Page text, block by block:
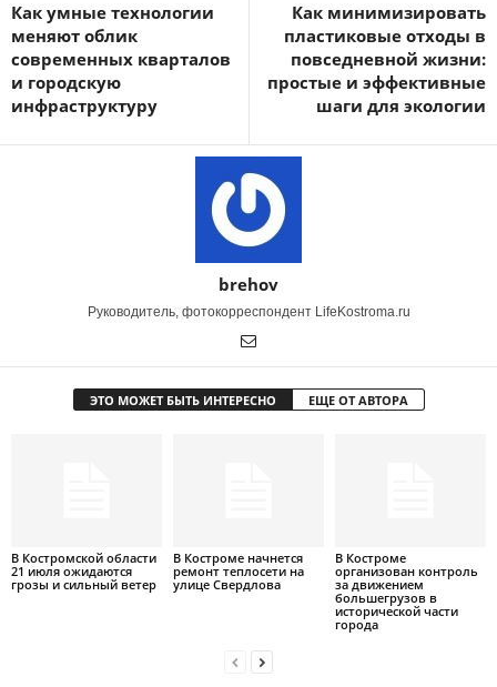
Как умные технологии
меняют облик
современных кварталов
и городскую
инфраструктуру
Как минимизировать
пластиковые отходы в
повседневной жизни:
простые и эффективные
шаги для экологии
brehov
Руководитель, фотокорреспондент LifeKostroma.ru
ЭТО МОЖЕТ БЫТЬ ИНТЕРЕСНО ЕЩЕ ОТ АВТОРА
В Костромской области
21 июля ожидаются
грозы и сильный ветер
В Костроме начнется
ремонт теплосети на
улице Свердлова
В Костроме
организован контроль
за движением
большегрузов в
исторической части
города